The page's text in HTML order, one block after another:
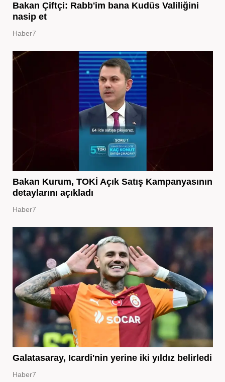
Bakan Çiftçi: Rabb'im bana Kudüs Valiliğini
nasip et
Haber7
Bakan Kurum, TOKİ Açık Satış Kampanyasının
detaylarını açıkladı
Haber7
Galatasaray, Icardi'nin yerine iki yıldız belirledi
Haber7